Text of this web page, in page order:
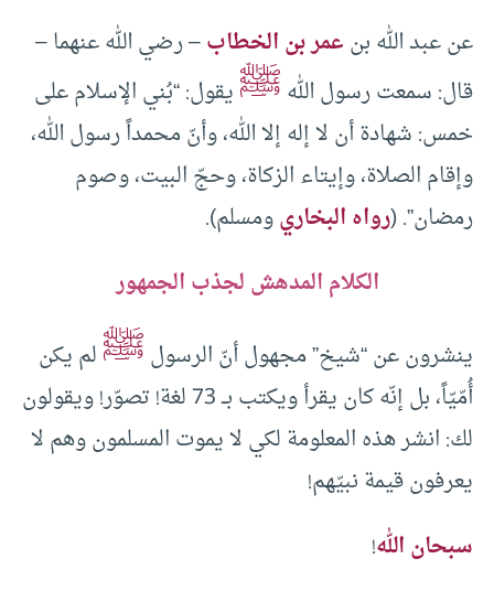
عن عبد الله بنعمر بن الخطاب– رضي الله عنهما –
قال: سمعت رسول اللهﷺيقول: “بُني الإسلام على
خمس: شهادة أن لا إله إلا الله، وأنّ محمداً رسول الله،
وإقام الصلاة، وإيتاء الزكاة، وحجّ البيت، وصوم
رمضان”. (رواه البخاريومسلم).
الكلام المدهش لجذب الجمهور
ينشرون عن “شيخ” مجهول أنّ الرسولﷺلم يكن
أُمّيّاً، بل إنّه كان يقرأ ويكتب بــ 73 لغة! تصوّر! ويقولون
لك: انشر هذه المعلومة لكي لا يموت المسلمون وهم لا
يعرفون قيمة نبيّهم!
سبحان الله!